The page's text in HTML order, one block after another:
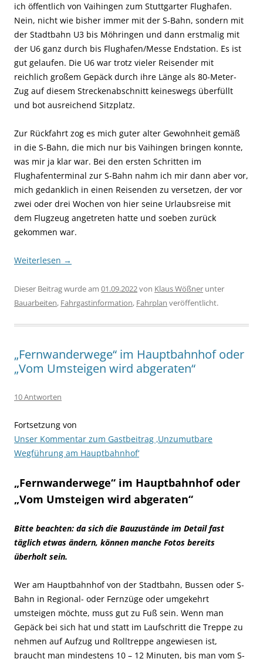
ich öffentlich von Vaihingen zum Stuttgarter Flughafen.
Nein, nicht wie bisher immer mit der S-Bahn, sondern mit
der Stadtbahn U3 bis Möhringen und dann erstmalig mit
der U6 ganz durch bis Flughafen/Messe Endstation. Es ist
gut gelaufen. Die U6 war trotz vieler Reisender mit
reichlich großem Gepäck durch ihre Länge als 80-Meter-
Zug auf diesem Streckenabschnitt keineswegs überfüllt
und bot ausreichend Sitzplatz.
Zur Rückfahrt zog es mich guter alter Gewohnheit gemäß
in die S-Bahn, die mich nur bis Vaihingen bringen konnte,
was mir ja klar war. Bei den ersten Schritten im
Flughafenterminal zur S-Bahn nahm ich mir dann aber vor,
mich gedanklich in einen Reisenden zu versetzen, der vor
zwei oder drei Wochen von hier seine Urlaubsreise mit
dem Flugzeug angetreten hatte und soeben zurück
gekommen war.
Weiterlesen →
Dieser Beitrag wurde am 01.09.2022von Klaus Wößner unter
Bauarbeiten, Fahrgastinformation, Fahrplan veröffentlicht.
„Fernwanderwege“ im Hauptbahnhof oder
„Vom Umsteigen wird abgeraten“
10 Antworten
Fortsetzung von
Unser Kommentar zum Gastbeitrag ‚Unzumutbare
Wegführung am Hauptbahnhof‘
„Fernwanderwege“ im Hauptbahnhof oder
„Vom Umsteigen wird abgeraten“
Bitte beachten: da sich die Bauzustände im Detail fast
täglich etwas ändern, können manche Fotos bereits
überholt sein.
Wer am Hauptbahnhof von der Stadtbahn, Bussen oder S-
Bahn in Regional- oder Fernzüge oder umgekehrt
umsteigen möchte, muss gut zu Fuß sein. Wenn man
Gepäck bei sich hat und statt im Laufschritt die Treppe zu
nehmen auf Aufzug und Rolltreppe angewiesen ist,
braucht man mindestens 10 – 12 Minuten, bis man vom S-